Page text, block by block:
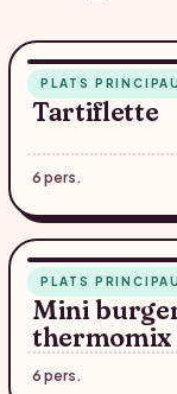
PLATS
Tartiflette
6 pers.
PLATS
Mini
thermomix
6 pers.